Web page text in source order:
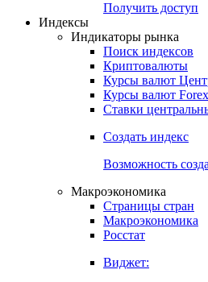
Получить доступ
Индексы
Индикаторы рынка
Поиск индексов
Криптовалюты
Курсы валют
Курсы валют Forex
Ставки
Создать индекс
Возможность
Макроэкономика
Страницы стран
Макроэкономика
Росстат
Виджет: